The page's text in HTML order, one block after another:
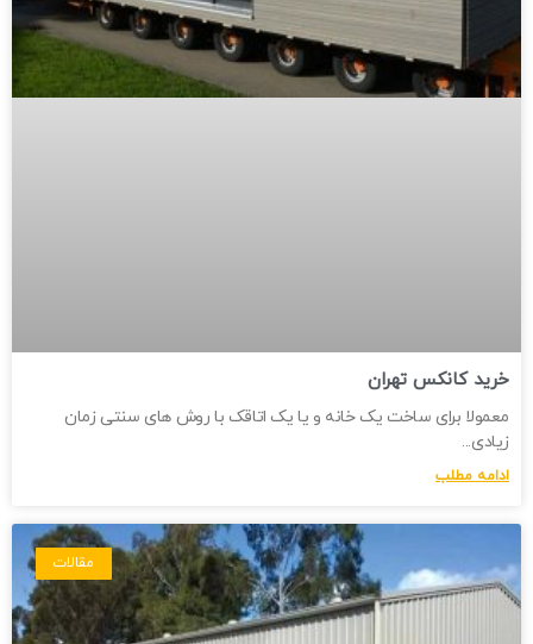
خرید کانکس تهران
معمولا برای ساخت یک خانه و یا یک اتاقک با روش های سنتی زمان
زیادی
ادامه مطلب
مقالات